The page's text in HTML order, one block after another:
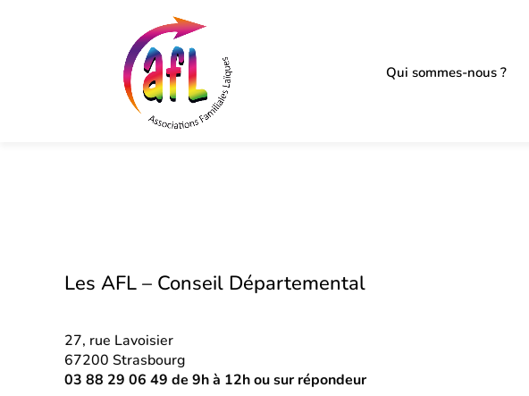
Qui sommes-nous ?
Les AFL – Conseil Départemental
27, rue Lavoisier
67200 Strasbourg
03 88 29 06 49 de 9h à 12h ou sur répondeur